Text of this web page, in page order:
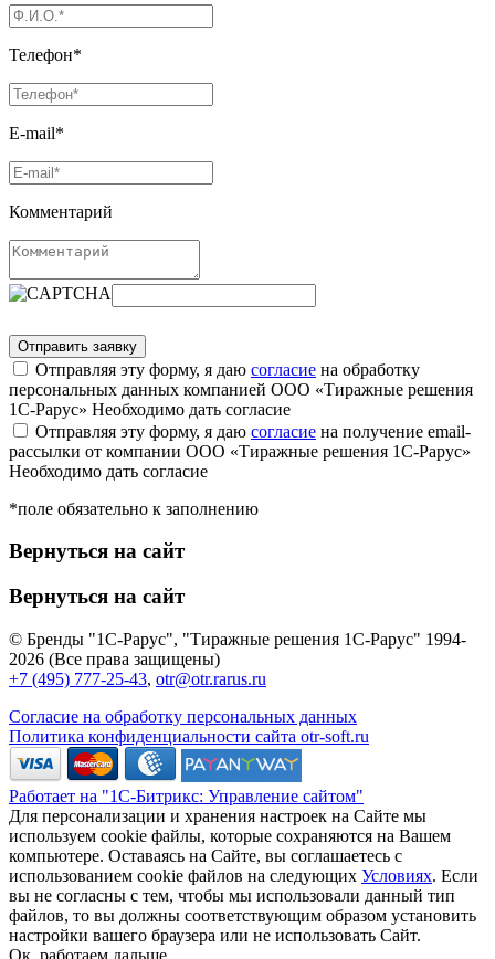
Телефон*
E-mail*
Комментарий
Отправляя эту форму, я даю согласие на обработку
персональных данных компанией ООО «Тиражные решения
1С-Рарус» Необходимо дать согласие
Отправляя эту форму, я даю согласие на получение email-
рассылки от компании ООО «Тиражные решения 1С-Рарус»
Необходимо дать согласие
*поле обязательно к заполнению
Вернуться на сайт
Вернуться на сайт
© Бренды "1С-Рарус", "Тиражные решения 1С-Рарус" 1994-
2026 (Все права защищены)
+7 (495) 777-25-43, otr@otr.rarus.ru
Согласие на обработку персональных данных
Политика конфиденциальности сайта otr-soft.ru
Работает на "1С-Битрикс: Управление сайтом"
Для персонализации и хранения настроек на Сайте мы
используем cookie файлы, которые сохраняются на Вашем
компьютере. Оставаясь на Сайте, вы соглашаетесь с
использованием cookie файлов на следующих Условиях. Если
вы не согласны с тем, чтобы мы использовали данный тип
файлов, то вы должны соответствующим образом установить
настройки вашего браузера или не использовать Сайт.
Ок, работаем дальше